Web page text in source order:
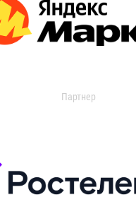
Партнер